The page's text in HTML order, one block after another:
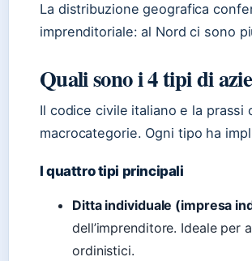
La distribuzione geografica
imprenditoriale: al Nord ci sono
Quali sono i 4 tipi di
Il codice civile italiano e la
macrocategorie. Ogni tipo ha
I quattro tipi principali
Ditta individuale (impresa
dell’imprenditore. Ideale
ordinistici.